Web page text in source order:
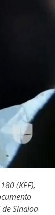
(KPF),
de Sinaloa